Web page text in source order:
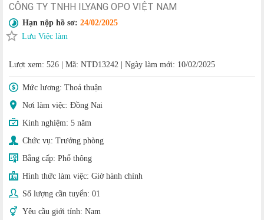
CÔNG TY TNHH ILYANG OPO VIỆT NAM
Hạn nộp hồ sơ: 24/02/2025
Lưu Việc làm
Lượt xem: 526 Mã: NTD13242 Ngày làm mới: 10/02/2025
Mức lương: Thoả thuận
Nơi làm việc: Đồng Nai
Kinh nghiệm: 5 năm
Chức vụ: Trưởng phòng
Bằng cấp: Phổ thông
Hình thức làm việc: Giờ hành chính
Số lượng cần tuyển: 01
Yêu cầu giới tính: Nam